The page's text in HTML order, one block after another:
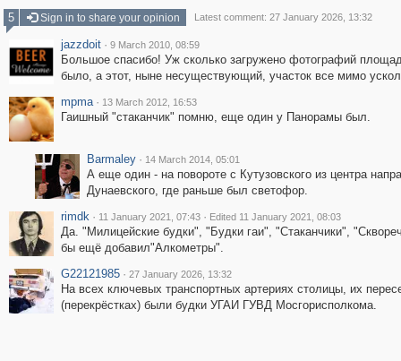
5
Sign in to share your opinion Latest comment: 27 January 2026, 13:32
jazzdoit · 9 March 2010, 08:59
Большое спасибо! Уж сколько загружено фотографий
было, а этот, ныне несуществующий, участок все мимо
mpma · 13 March 2012, 16:53
Гаишный "стаканчик" помню, еще один у Панорамы был.
Barmaley · 14 March 2014, 05:01
А еще один - на повороте с Кутузовского из центра
Дунаевского, где раньше был светофор.
rimdk · 11 January 2021, 07:43 · Edited 11 January 2021, 08:03
Да. "Милицейские будки", "Будки гаи", "Стаканчики",
бы ещё добавил"Алкометры".
G22121985 · 27 January 2026, 13:32
На всех ключевых транспортных артериях столицы, их
(перекрёстках) были будки УГАИ ГУВД Мосгорисполкома.